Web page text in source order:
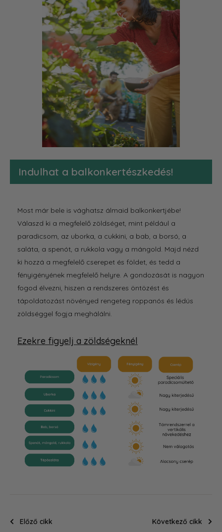
Indulhat a balkonkertészkedés!
Most már bele is vághatsz álmaid balkonkertjébe!
Válaszd ki a megfelelő zöldséget, mint például a
paradicsom, az uborka, a cukkini, a bab, a borsó, a
saláta, a spenót, a rukkola vagy a mángold. Majd nézd
ki hozzá a megfelelő cserepet és földet, és tedd a
fényigényének megfelelő helyre. A gondozását is nagyon
fogod élvezni, hiszen a rendszeres öntözést és
tápoldatozást növényed rengeteg roppanós és lédús
zöldséggel fogja meghálálni.
Ezekre figyelj a zöldségeknél
Előző cikk Következő cikk